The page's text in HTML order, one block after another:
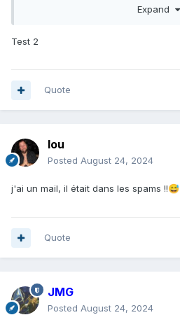
Expand
Test 2
Quote
lou
Posted August 24, 2024
j'ai un mail, il était dans les spams !!😅
Quote
JMG
Posted August 24, 2024